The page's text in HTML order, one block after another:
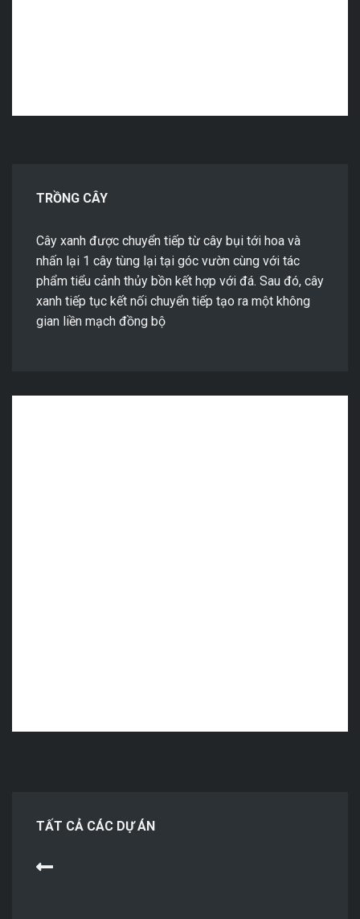
TRỒNG CÂY
Cây xanh được chuyển tiếp từ cây bụi tới hoa và
nhấn lại 1 cây tùng lại tại góc vườn cùng với tác
phẩm tiểu cảnh thủy bồn kết hợp với đá. Sau đó, cây
xanh tiếp tục kết nối chuyển tiếp tạo ra một không
gian liền mạch đồng bộ
TẤT CẢ CÁC DỰ ÁN